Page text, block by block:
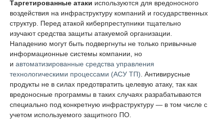
Таргетированные атаки используются для вредоносного
воздействия на инфраструктуру компаний и государственных
структур. Перед атакой киберпреступники тщательно
изучают средства защиты атакуемой организации.
Нападению могут быть подвергнуты не только привычные
информационные системы компании, но
и автоматизированные средства управления
технологическими процессами (АСУ ТП) . Антивирусные
продукты не в силах предотвратить целевую атаку, так как
вредоносные программы в таких случаях разрабатываются
специально под конкретную инфраструктуру — в том числе с
учетом используемого защитного ПО.